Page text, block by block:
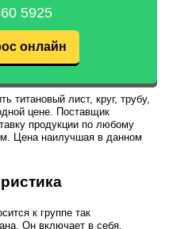
5925
онлайн
титановый лист, круг, трубу,
цене. Поставщик
продукции по любому
Цена наилучшая в данном
к группе так
Он включает в себя,